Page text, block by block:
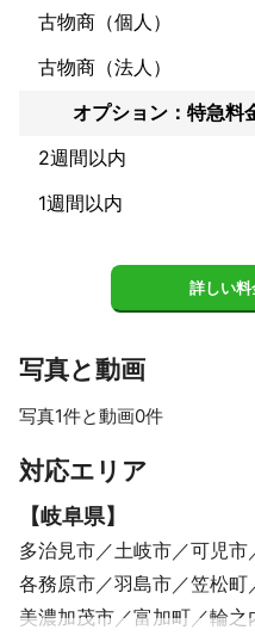
アピールポイント
などを経て、東京に転身しベ
役員退任後、エンターテイメ
営。東海地区大手鮮魚卸会社
様々な事業が降下していく状
古物商（個人）
古物商（法人）
オプション：特急料
2週間以内
1週間以内
詳しい
写真と動画
写真1件と動画0件
対応エリア
【岐阜県】
多治見市 土岐市 可児市
各務原市
羽島市 笠松町
美濃加茂市
富加町 輪之